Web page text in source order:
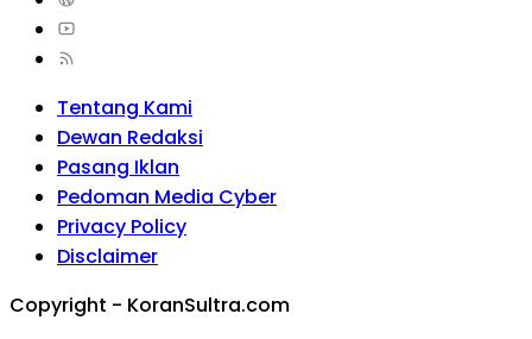
Tentang Kami
Dewan Redaksi
Pasang Iklan
Pedoman Media Cyber
Privacy Policy
Disclaimer
Copyright - KoranSultra.com